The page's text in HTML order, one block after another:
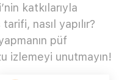
katkılarıyla
nasıl yapılır?
püf
izlemeyi unutmayın!